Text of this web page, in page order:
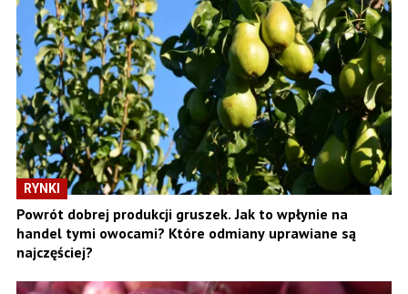
RYNKI
Powrót dobrej produkcji gruszek. Jak to wpłynie na
handel tymi owocami? Które odmiany uprawiane są
najczęściej?